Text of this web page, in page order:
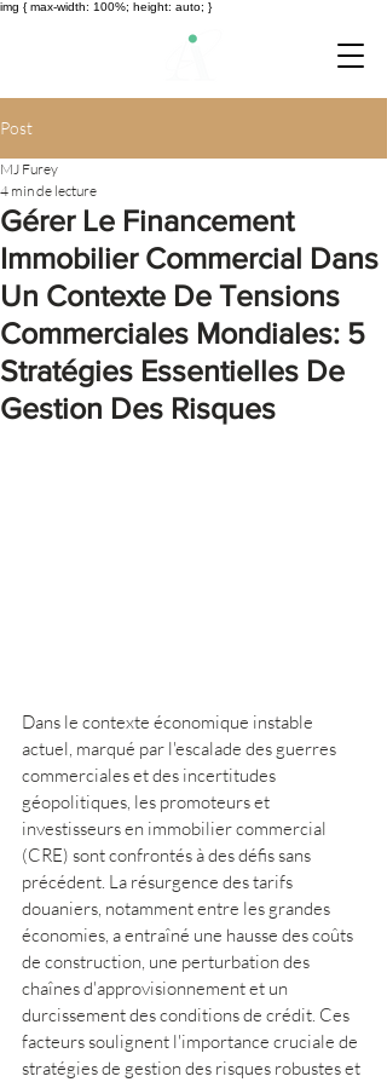
img { max-width: 100%; height: auto; }
Post
Gérer Le Financement
Immobilier Commercial Dans
Un Contexte De Tensions
Commerciales Mondiales: 5
Stratégies Essentielles De
Gestion Des Risques
MJ Furey
4 min de lecture
Dans le contexte économique instable
actuel, marqué par l'escalade des guerres
commerciales et des incertitudes
géopolitiques, les promoteurs et
investisseurs en immobilier commercial
(CRE) sont confrontés à des défis sans
précédent. La résurgence des tarifs
douaniers, notamment entre les grandes
économies, a entraîné une hausse des coûts
de construction, une perturbation des
chaînes d'approvisionnement et un
durcissement des conditions de crédit. Ces
facteurs soulignent l'importance cruciale de
stratégies de gestion des risques robustes et